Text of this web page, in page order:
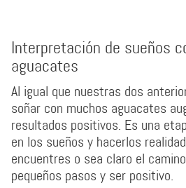
Interpretación de sueños
aguacates
Al igual que nuestras dos
soñar con muchos aguacates
resultados positivos. Es una
en los sueños y hacerlos
encuentres o sea claro el
pequeños pasos y ser positivo.